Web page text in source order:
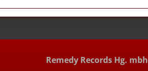
Remedy Records Hg. mbh